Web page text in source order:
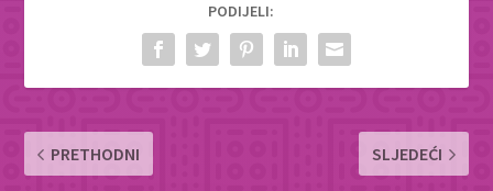
PODIJELI:
PRETHODNI SLJEDEĆI